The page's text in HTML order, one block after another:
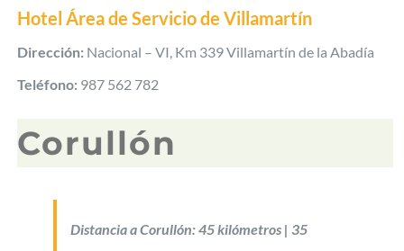
Hotel Área de Servicio de Villamartín
Dirección: Nacional – VI, Km 339 Villamartín de la Abadía
Teléfono: 987 562 782
Corullón
Distancia a Corullón: 45 kilómetros | 35